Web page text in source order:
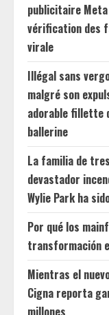
publicitaire Meta
vérification des
virale
Illégal sans
malgré son
adorable fillette
ballerine
La familia de
devastador
Wylie Park ha
Por qué los
transformación
Mientras el
Cigna reporta
millones